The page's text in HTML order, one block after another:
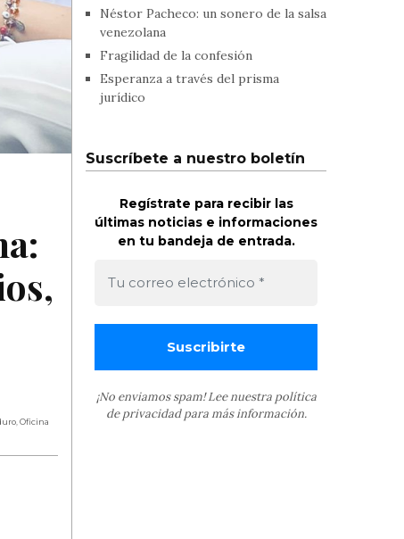
,Oficina
Néstor Pacheco: un sonero de la salsa
venezolana
Fragilidad de la confesión
Esperanza a través del prisma
jurídico
Suscríbete a nuestro boletín
Regístrate para recibir las
últimas noticias e informaciones
en tu bandeja de entrada.
¡No enviamos spam! Lee nuestra política
de privacidadpara más información.